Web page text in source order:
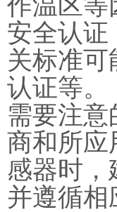
作温区
安全认证
关标准
认证等
需要注
商和所应
感器时，
并遵循